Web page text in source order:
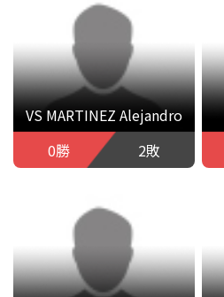
VS MARTINEZ Alejandro
0勝
2敗